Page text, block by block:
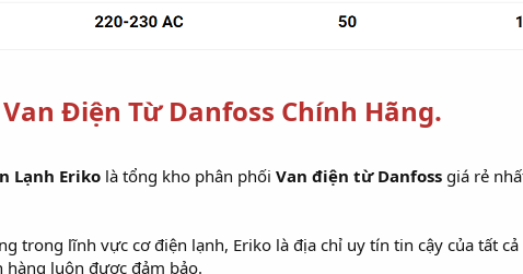
Điện Từ Danfoss Chính Hãng.
Lạnh Eriko là tổng kho phân phối Van điện từ Danfoss giá rẻ
trong lĩnh vực cơ điện lạnh, Eriko là địa chỉ uy tín tin cậy của tất
hàng luôn được đảm bảo.